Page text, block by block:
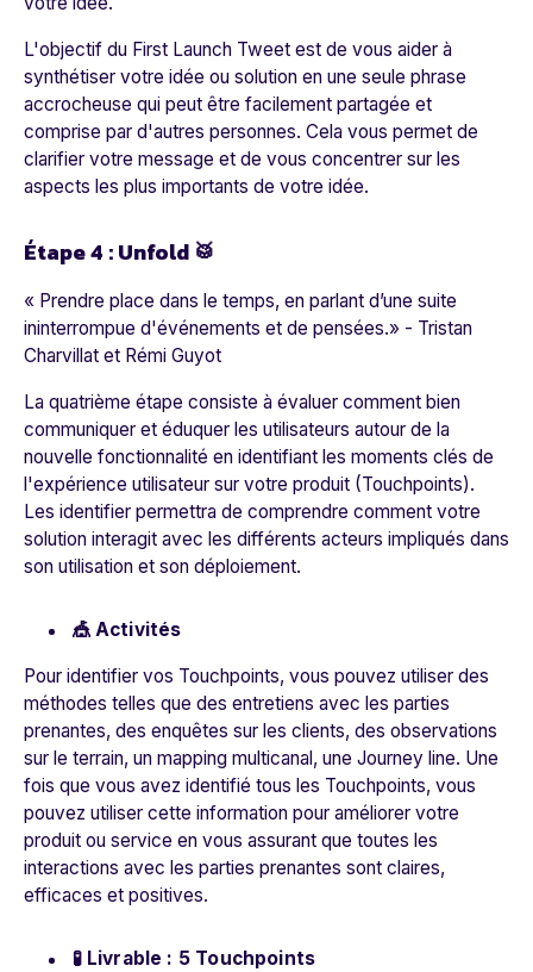
L'objectif du First Launch Tweet est de vous aider à
synthétiser votre idée ou solution en une seule phrase
accrocheuse qui peut être facilement partagée et
comprise par d'autres personnes. Cela vous permet de
clarifier votre message et de vous concentrer sur les
aspects les plus importants de votre idée.
Étape 4 : Unfold 🥁
« Prendre place dans le temps, en parlant d’une suite
ininterrompue d'événements et de pensées.» - Tristan
Charvillat et Rémi Guyot
La quatrième étape consiste à évaluer comment bien
communiquer et éduquer les utilisateurs autour de la
nouvelle fonctionnalité en identifiant les moments clés de
l'expérience utilisateur sur votre produit (Touchpoints).
Les identifier permettra de comprendre comment votre
solution interagit avec les différents acteurs impliqués dans
son utilisation et son déploiement.
🎪 Activités
Pour identifier vos Touchpoints, vous pouvez utiliser des
méthodes telles que des entretiens avec les parties
prenantes, des enquêtes sur les clients, des observations
sur le terrain, un mapping multicanal, une Journey line. Une
fois que vous avez identifié tous les Touchpoints, vous
pouvez utiliser cette information pour améliorer votre
produit ou service en vous assurant que toutes les
interactions avec les parties prenantes sont claires,
efficaces et positives.
🧪 Livrable : 5 Touchpoints